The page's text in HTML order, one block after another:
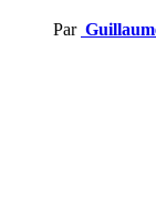
Par